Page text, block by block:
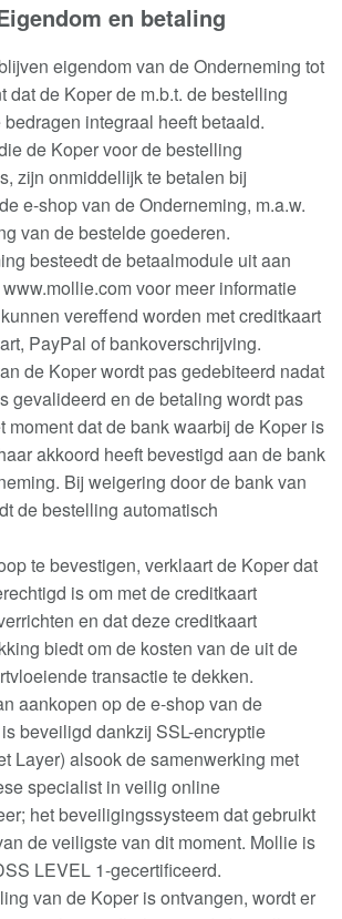
en betaling
eigendom van de Onderneming tot
dat de Koper de m.b.t. de bestelling
integraal heeft betaald.
de Koper voor de bestelling
zijn onmiddellijk te betalen bij
e-shop van de Onderneming, m.a.w.
van de bestelde goederen.
besteedt de betaalmodule uit aan
voor meer informatie
vereffend worden met creditkaart
PayPal of bankoverschrijving.
de Koper wordt pas gedebiteerd nadat
gevalideerd en de betaling wordt pas
moment dat de bank waarbij de Koper is
akkoord heeft bevestigd aan de bank
Bij weigering door de bank van
de bestelling automatisch
te bevestigen, verklaart de Koper dat
is om met de creditkaart
en dat deze creditkaart
biedt om de kosten van de uit de
transactie te dekken.
aankopen op de e-shop van de
beveiligd dankzij SSL-encryptie
Layer) alsook de samenwerking met
specialist in veilig online
het beveiligingssysteem dat gebruikt
de veiligste van dit moment. Mollie is
LEVEL 1-gecertificeerd.
van de Koper is ontvangen, wordt er